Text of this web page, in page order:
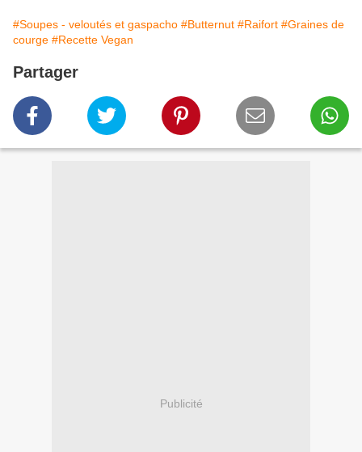
#Soupes - veloutés et gaspacho #Butternut #Raifort #Graines de
courge #Recette Vegan
Partager
Publicité